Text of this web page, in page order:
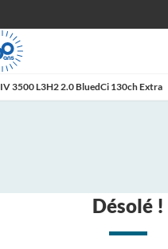
IV 3500 L3H2 2.0 BluedCi 130ch Extra
Désolé !